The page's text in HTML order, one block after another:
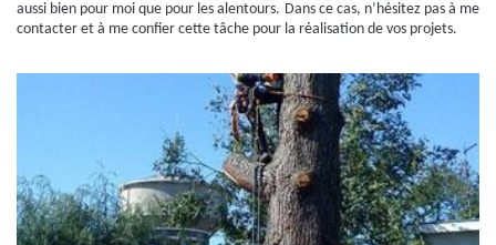
aussi bien pour moi que pour les alentours. Dans ce cas, n’hésitez pas à me
contacter et à me confier cette tâche pour la réalisation de vos projets.